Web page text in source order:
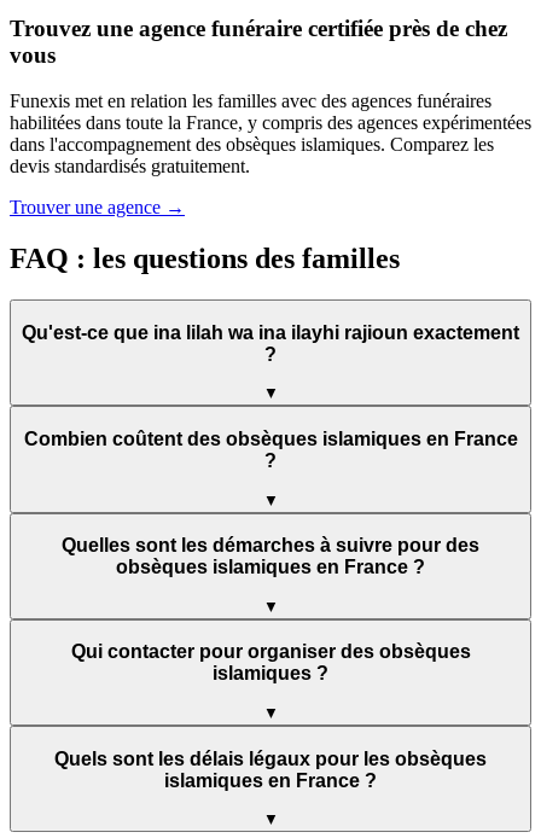
Trouvez une agence funéraire certifiée près de chez
vous
Funexis met en relation les familles avec des agences funéraires
habilitées dans toute la France, y compris des agences expérimentées
dans l'accompagnement des obsèques islamiques. Comparez les
devis standardisés gratuitement.
Trouver une agence →
FAQ : les questions des familles
Qu'est-ce que ina lilah wa ina ilayhi rajioun exactement
?
▼
Combien coûtent des obsèques islamiques en France
?
▼
Quelles sont les démarches à suivre pour des
obsèques islamiques en France ?
▼
Qui contacter pour organiser des obsèques
islamiques ?
▼
Quels sont les délais légaux pour les obsèques
islamiques en France ?
▼